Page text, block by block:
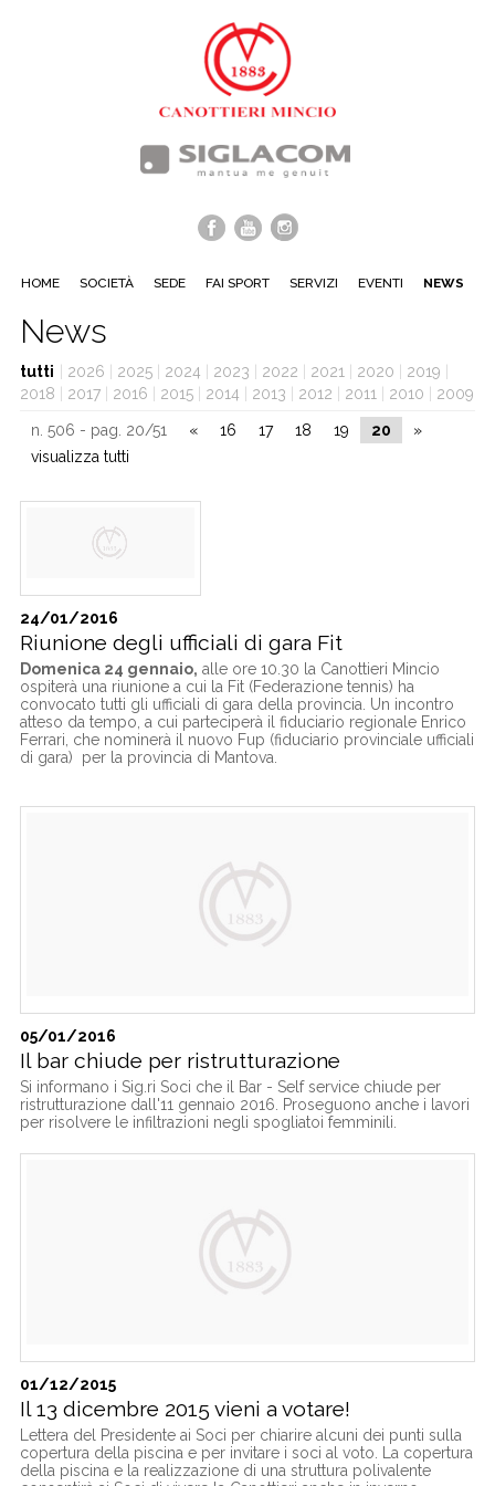
HOME SOCIETÀ SEDE FAI SPORT SERVIZI EVENTI NEWS
News
tutti 2026 2025| 2024 2023 2022 2021 2020 2019
2018
2017| 2016 2015| 2014 2013 2012 2011 2010 2009
n. 506 - pag. 20/51 « 16 17 18 19 20
»
visualizza tutti
24/01/2016
Riunione degli ufficiali di gara Fit
Domenica 24 gennaio, alle ore 10.30 la Canottieri Mincio
ospiterà una riunione a cui la Fit (Federazione tennis) ha
convocato tutti gli ufficiali di gara della provincia. Un incontro
atteso da tempo, a cui parteciperà il fiduciario regionale Enrico
Ferrari, che nominerà il nuovo Fup (fiduciario provinciale ufficiali
di gara) per la provincia di Mantova.
05/01/2016
Il bar chiude per ristrutturazione
Si informano i Sig.ri Soci che il Bar - Self service chiude per
ristrutturazione dall'11 gennaio 2016. Proseguono anche i lavori
per risolvere le infiltrazioni negli spogliatoi femminili.
01/12/2015
Il 13 dicembre 2015 vieni a votare!
Lettera del Presidente ai Soci per chiarire alcuni dei punti sulla
copertura della piscina e per invitare i soci al voto. La copertura
della piscina e la realizzazione di una struttura polivalente